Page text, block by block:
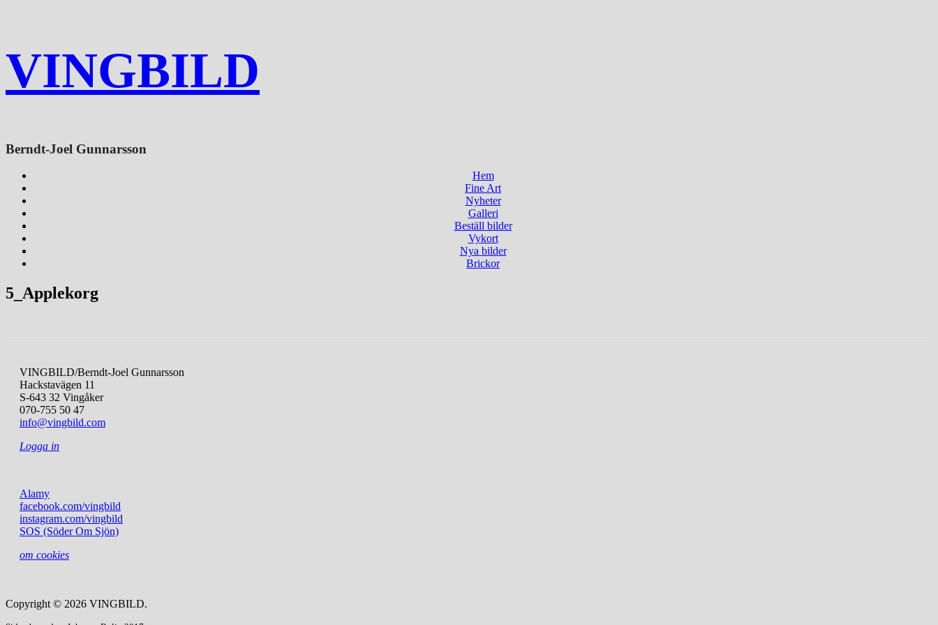
VINGBILD
Berndt-Joel Gunnarsson
Hem
Fine Art
Nyheter
Galleri
Beställ bilder
Vykort
Nya bilder
Brickor
5_Applekorg
VINGBILD/Berndt-Joel Gunnarsson
Hackstavägen 11
S-643 32 Vingåker
070-755 50 47
info@vingbild.com
Logga in
Alamy
facebook.com/vingbild
instagram.com/vingbild
SOS (Söder Om Sjön)
om cookies
Copyright © 2026 VINGBILD.